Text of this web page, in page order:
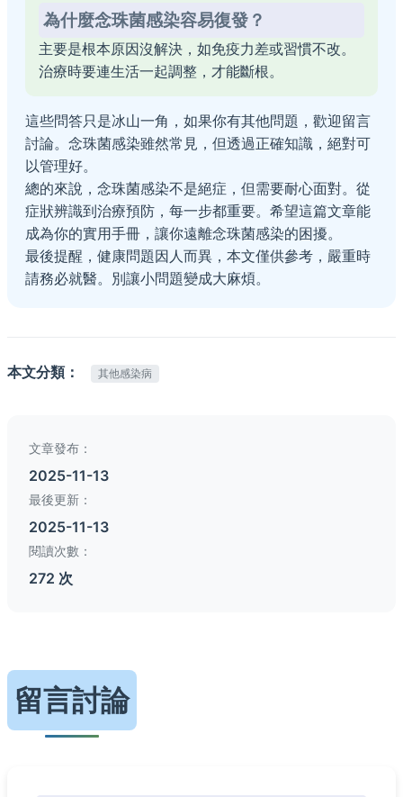
為什麼念珠菌感染容易復發？
主要是根本原因沒解決，如免疫力差或習慣不改。
治療時要連生活一起調整，才能斷根。
這些問答只是冰山一角，如果你有其他問題，歡迎留言
討論。念珠菌感染雖然常見，但透過正確知識，絕對可
以管理好。
總的來說，念珠菌感染不是絕症，但需要耐心面對。從
症狀辨識到治療預防，每一步都重要。希望這篇文章能
成為你的實用手冊，讓你遠離念珠菌感染的困擾。
最後提醒，健康問題因人而異，本文僅供參考，嚴重時
請務必就醫。別讓小問題變成大麻煩。
本文分類： 其他感染病
文章發布：
2025-11-13
最後更新：
2025-11-13
閱讀次數：
272 次
留言討論